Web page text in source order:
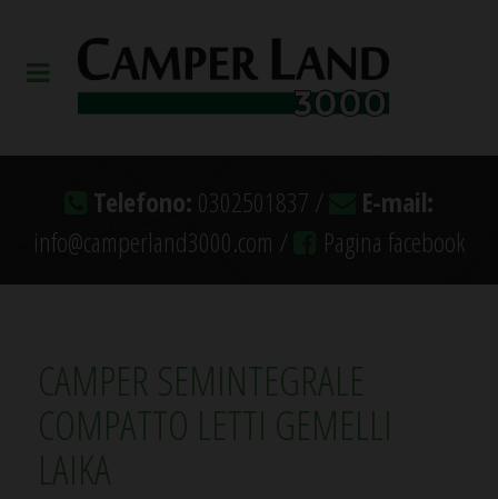
Telefono: 0302501837 /
E-mail:
info@camperland3000.com /
Pagina facebook
CAMPER SEMINTEGRALE
COMPATTO LETTI GEMELLI
LAIKA